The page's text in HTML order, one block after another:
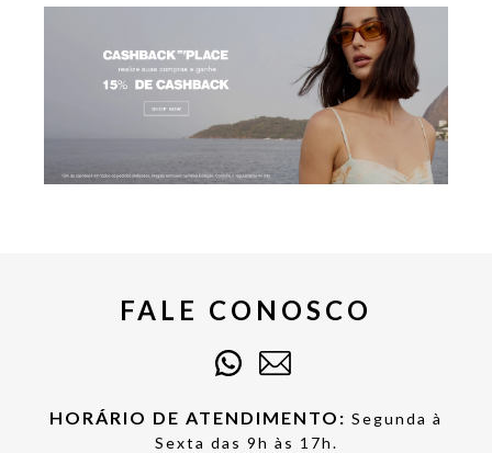
FALE CONOSCO
HORÁRIO DE ATENDIMENTO: Segunda à
Sexta das 9h às 17h.